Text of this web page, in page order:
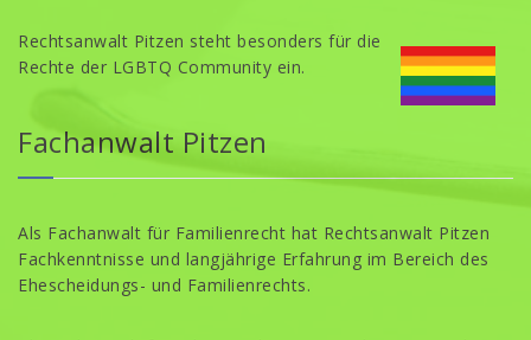
Rechtsanwalt Pitzen steht besonders für die
Rechte der LGBTQ Community ein.
Fachanwalt Pitzen
Als Fachanwalt für Familienrecht hat Rechtsanwalt Pitzen
Fachkenntnisse und langjährige Erfahrung im Bereich des
Ehescheidungs- und Familienrechts.